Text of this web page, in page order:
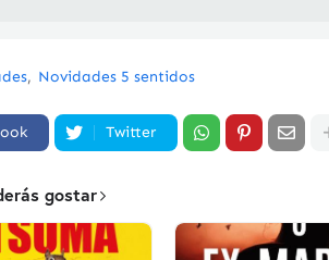
Novidades 5 sentidos
Twitter
gostar